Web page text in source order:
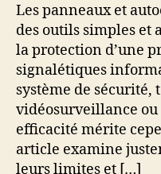
Les panneaux et
des outils simples et
la protection d’une
signalétiques
système de sécurité,
vidéosurveillance
efficacité mérite
article examine
leurs limites et […]